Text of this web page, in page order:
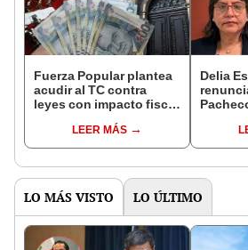
Fuerza Popular plantea
acudir al TC contra
leyes con impacto fiscal
respaldado varias de
ellas
LEER MÁS
Delia
un
LO MÁS VISTO LO ÚLTIMO